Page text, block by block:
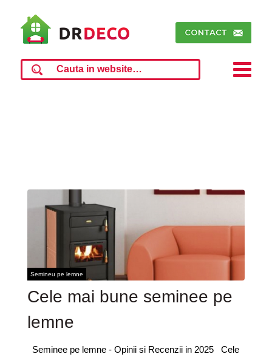
Semineu pe lemne
Cele mai bune seminee pe
lemne
Seminee pe lemne - Opinii si Recenzii in 2025 Cele